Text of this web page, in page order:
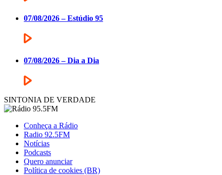
07/08/2026 – Estúdio 95
07/08/2026 – Dia a Dia
SINTONIA DE VERDADE
Conheça a Rádio
Radio 92.5FM
Notícias
Podcasts
Quero anunciar
Política de cookies (BR)